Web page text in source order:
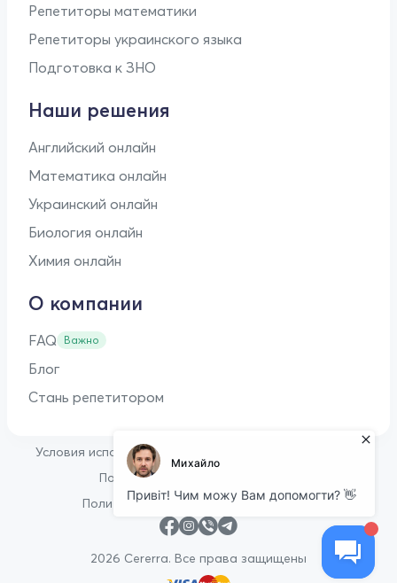
Репетиторы математики
Репетиторы украинского языка
Подготовка к ЗНО
Наши решения
Английский онлайн
Математика онлайн
Украинский онлайн
Биология онлайн
Химия онлайн
О компании
FAQ Важно
Блог
Стань репетитором
2026 Cererra. Все права защищены
Условия использования
Политика конфиденциальности
Политика в отношении файлов cookie